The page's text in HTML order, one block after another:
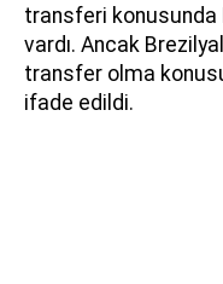
transferi konusunda
vardı. Ancak
transfer olma
ifade edildi.